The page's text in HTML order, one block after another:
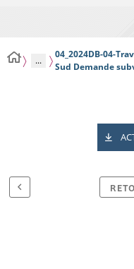
...
04_2024DB-04-
Sud Demande